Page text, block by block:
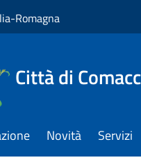
Romagna
Città di
Novità Servizi